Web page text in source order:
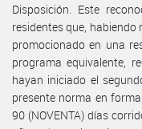
Disposición. Este
residentes que,
promocionado en una
programa equivalente,
hayan iniciado el
presente norma en
90 (NOVENTA) días